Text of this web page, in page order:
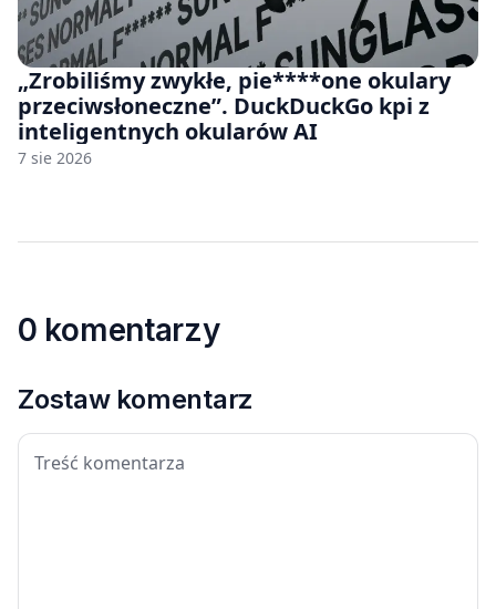
„Zrobiliśmy zwykłe, pie****one okulary
przeciwsłoneczne”. DuckDuckGo kpi z
inteligentnych okularów AI
7 sie 2026
0 komentarzy
Zostaw komentarz